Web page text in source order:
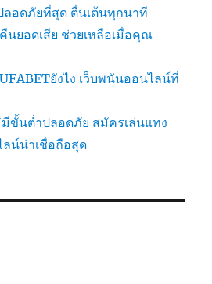
ลอดภัยที่สุด ตื่นเต้นทุกนาที
นยอดเสีย ช่วยเหลือเมื่อคุณ
ยังไง เว็บพนันออนไลน์ที่
ขั้นต่ำปลอดภัย สมัครเล่นแทง
ลน์น่าเชื่อถือสุด